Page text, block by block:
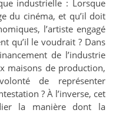
industrielle : Lorsque
du cinéma, et qu’il doit
l’artiste engagé
qu’il le voudrait ? Dans
de l’industrie
maisons de production,
de représenter
? À l’inverse, cet
la manière dont la